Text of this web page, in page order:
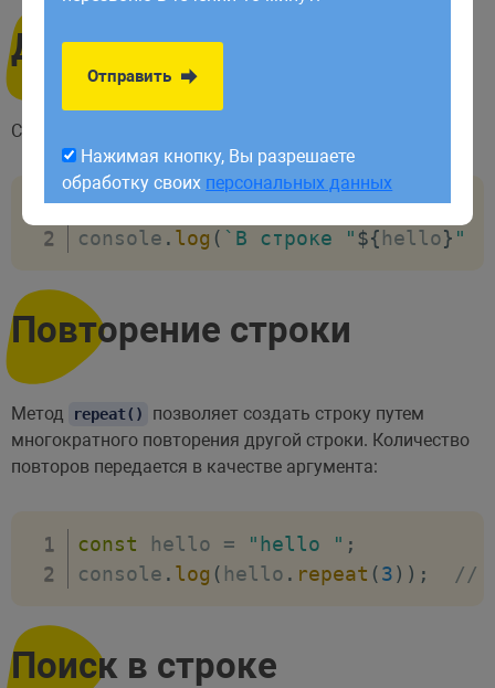
Длина строки
Свойство
const hello = "привет мир";
console . log ( ` В строке "${hello} "
Повторение строки
Метод repeat()
позволяет создать строку путем
многократного повторения другой строки. Количество
повторов передается в качестве аргумента:
const hello = "hello " ;
console . log ( hello . repeat (3) ) ; //
Поиск в строке
обработку своихперсональных данных
Отправить
Нажимая кнопку, Вы разрешаете
обработку своих персональных данных